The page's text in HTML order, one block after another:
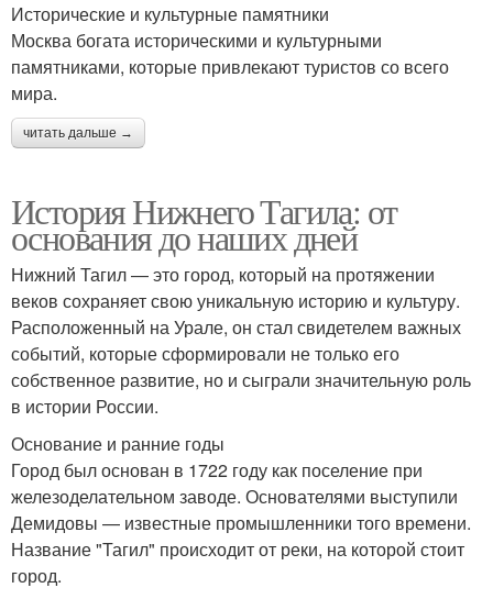
Исторические и культурные памятники
Москва богата историческими и культурными
памятниками, которые привлекают туристов со всего
мира.
читать дальше →
История Нижнего Тагила: от
основания до наших дней
Нижний Тагил — это город, который на протяжении
веков сохраняет свою уникальную историю и культуру.
Расположенный на Урале, он стал свидетелем важных
событий, которые сформировали не только его
собственное развитие, но и сыграли значительную роль
в истории России.
Основание и ранние годы
Город был основан в 1722 году как поселение при
железоделательном заводе. Основателями выступили
Демидовы — известные промышленники того времени.
Название "Тагил" происходит от реки, на которой стоит
город.